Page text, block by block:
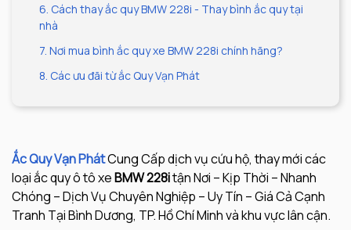
6. Cách thay ắc quy BMW 228i - Thay bình ắc quy tại
nhà
7. Nơi mua bình ắc quy xe BMW 228i chính hãng?
8. Các ưu đãi từ ắc Quy Vạn Phát
Ắc Quy Vạn PhátCung Cấp dịch vụ cứu hộ, thay mới các
loại ắc quy ô tô xeBMW 228itận Nơi – Kịp Thời – Nhanh
Chóng – Dịch Vụ Chuyên Nghiệp – Uy Tín – Giá Cả Cạnh
Tranh Tại Bình Dương, TP. Hồ Chí Minh và khu vực lân cận.